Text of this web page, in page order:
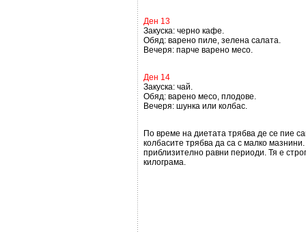
Ден 13
Закуска: черно кафе.
Обяд: варено пиле, зелена салата.
Вечеря: парче варено месо.
Ден 14
Закуска: чай.
Обяд: варено месо, плодове.
Вечеря: шунка или колбас.
По време на диетата трябва де се пие
колбасите трябва да са с малко
приблизително равни периоди. Тя е
килограма.